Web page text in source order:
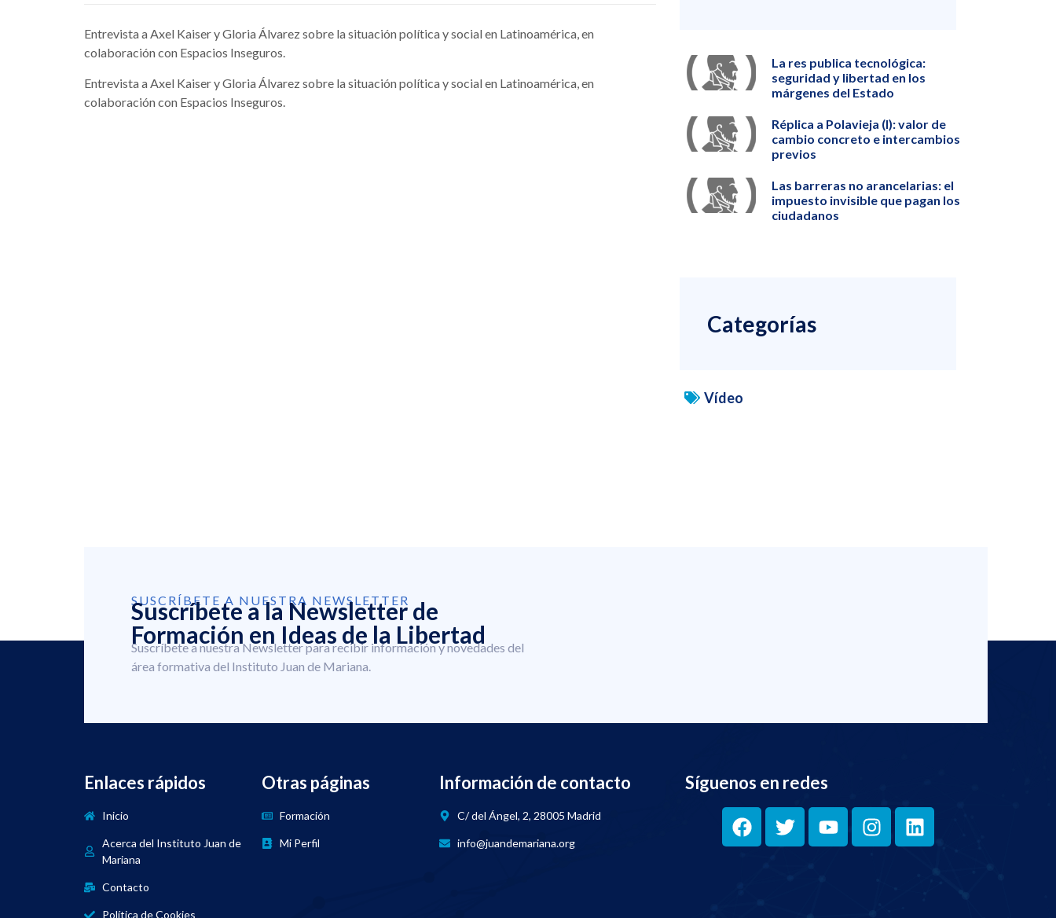
Entrevista a Axel Kaiser y Gloria Álvarez sobre la situación política y social en Latinoamérica, en
colaboración con Espacios Inseguros.
Entrevista a Axel Kaiser y Gloria Álvarez sobre la situación política y social en Latinoamérica, en
colaboración con Espacios Inseguros.
La res publica tecnológica:
seguridad y libertad en los
márgenes del Estado
Réplica a Polavieja (I): valor de
cambio concreto e intercambios
previos
Las barreras no arancelarias: el
impuesto invisible que pagan los
ciudadanos
Categorías
Vídeo
SUSCRÍBETE A NUESTRA NEWSLETTER
Suscríbete a la Newsletter de
Formación en Ideas de la Libertad
Suscríbete a nuestra Newsletter para recibir información y novedades del
área formativa del Instituto Juan de Mariana.
Enlaces rápidos
Inicio
Acerca del Instituto Juan de
Mariana
Contacto
Política de Cookies
Otras páginas
Formación
Mi Perfil
Información de contacto
C/ del Ángel, 2, 28005 Madrid
info@juandemariana.org
Síguenos en redes